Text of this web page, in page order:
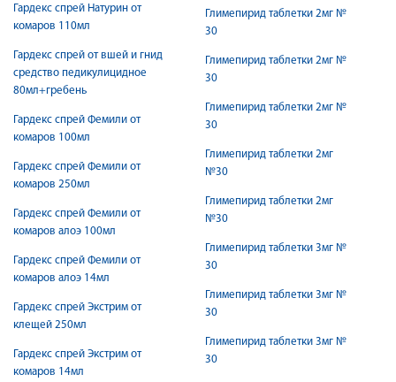
Гардекс спрей Натурин от
комаров 110мл
Гардекс спрей от вшей и гнид
средство педикулицидное
80мл+гребень
Гардекс спрей Фемили от
комаров 100мл
Гардекс спрей Фемили от
комаров 250мл
Гардекс спрей Фемили от
комаров алоэ 100мл
Гардекс спрей Фемили от
комаров алоэ 14мл
Гардекс спрей Экстрим от
клещей 250мл
Гардекс спрей Экстрим от
комаров 14мл
Глимепирид таблетки 2мг №
30
Глимепирид таблетки 2мг №
30
Глимепирид таблетки 2мг №
30
Глимепирид таблетки 2мг
№30
Глимепирид таблетки 2мг
№30
Глимепирид таблетки 3мг №
30
Глимепирид таблетки 3мг №
30
Глимепирид таблетки 3мг №
30